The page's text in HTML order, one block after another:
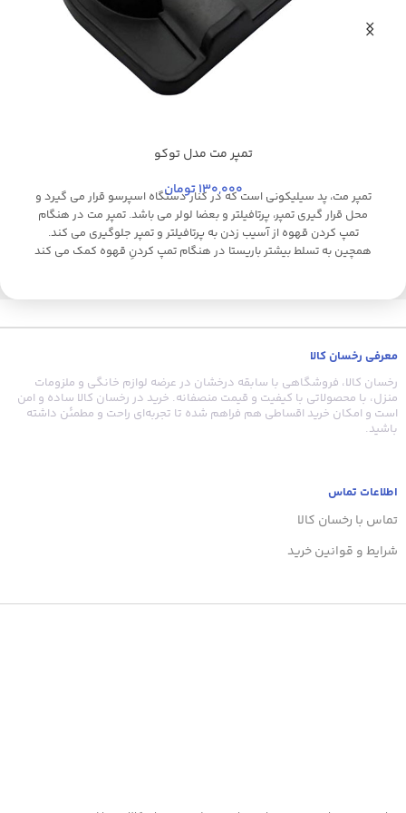
تمپر مت مدل توکو
130,000تومان
تمپر مت، پد سیلیکونی است که در کنار دستگاه اسپرسو قرار می گیرد و
محل قرار گیری تمپر، پرتافیلتر و بعضا لولر می باشد. تمپر مت در هنگام
تمپ کردن قهوه از آسیب زدن به پرتافیلتر و تمپر جلوگیری می کند.
همچین به تسلط بیشتر باریستا در هنگام تمپ کردنِ قهوه کمک می کند
معرفی رخسان کالا
رخسان کالا، فروشگاهی با سابقه درخشان در عرضه لوازم خانگی و ملزومات
منزل، با محصولاتی با کیفیت و قیمت منصفانه. خرید در رخسان کالا ساده و امن
است و امکان خرید اقساطی هم فراهم شده تا تجربه‌ای راحت و مطمئن داشته
باشید.
اطلاعات تماس
تماس با رخسان کالا
شرایط و قوانین خرید